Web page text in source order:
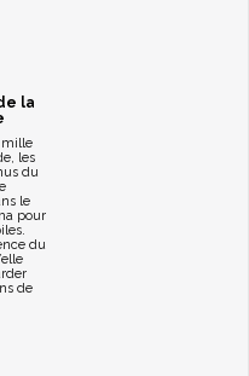
la
mille
les
du
le
pour
du
de